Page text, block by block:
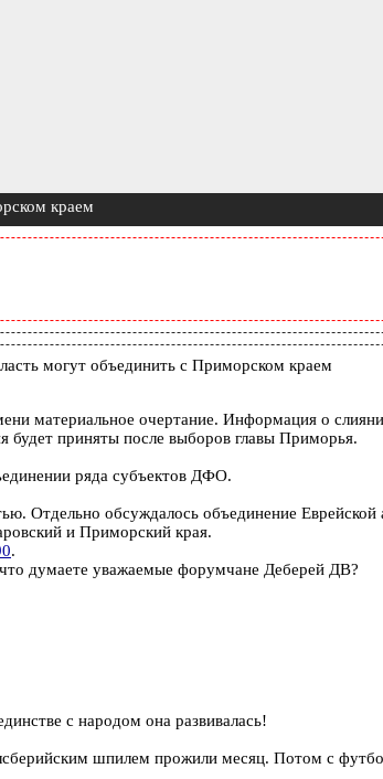
краем
могут объединить с Приморском краем
материальное очертание. Информация о
приняты после выборов главы Приморья.
ряда субъектов ДФО.
Отдельно обсуждалось объединение
и Приморский края.
.
думаете уважаемые форумчане Деберей ДВ?
с народом она развивалась!
шпилем прожили месяц. Потом с